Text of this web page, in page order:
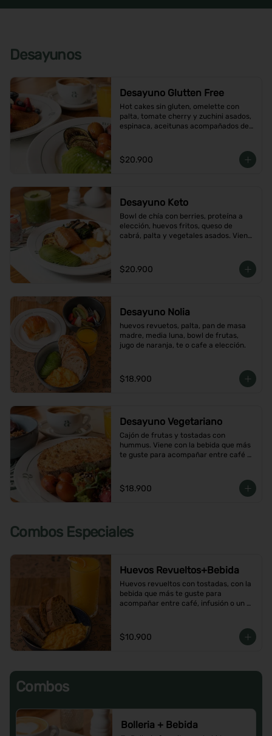
Desayunos
Desayuno Glutten Free
Hot cakes sin gluten, omelette con
palta, tomate cherry y zuchini asados,
espinaca, aceitunas acompañados de
$20.900
Desayuno Keto
Bowl de chía con berries, proteína a
elección, huevos fritos, queso de
cabrá, palta y vegetales asados. Viene
$20.900
Desayuno Nolia
huevos revuetos, palta, pan de masa
madre, media luna, bowl de frutas,
jugo de naranja, te o cafe a elección.
$18.900
Desayuno Vegetariano
Cajón de frutas y tostadas con
hummus. Viene con la bebida que más
te guste para acompañar entre café o
$18.900
Combos Especiales
Huevos Revueltos+Bebida
Huevos revueltos con tostadas, con la
bebida que más te guste para
acompañar entre café, infusión o un
$10.900
Combos
Bolleria + Bebida